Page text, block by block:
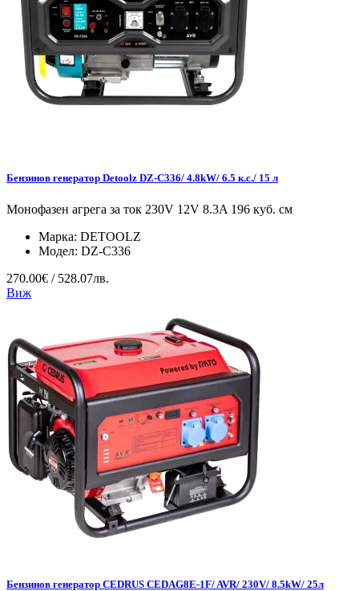
Бензинов генератор Detoolz DZ-C336/ 4.8kW/ 6.5 к.с./ 15 л
Монофазен агрега за ток 230V 12V 8.3A 196 куб. см
Марка: DETOOLZ
Модел: DZ-C336
270.00€ / 528.07лв.
Виж
Бензинов генератор CEDRUS CEDAG8E-1F/ AVR/ 230V/ 8.5kW/ 25л